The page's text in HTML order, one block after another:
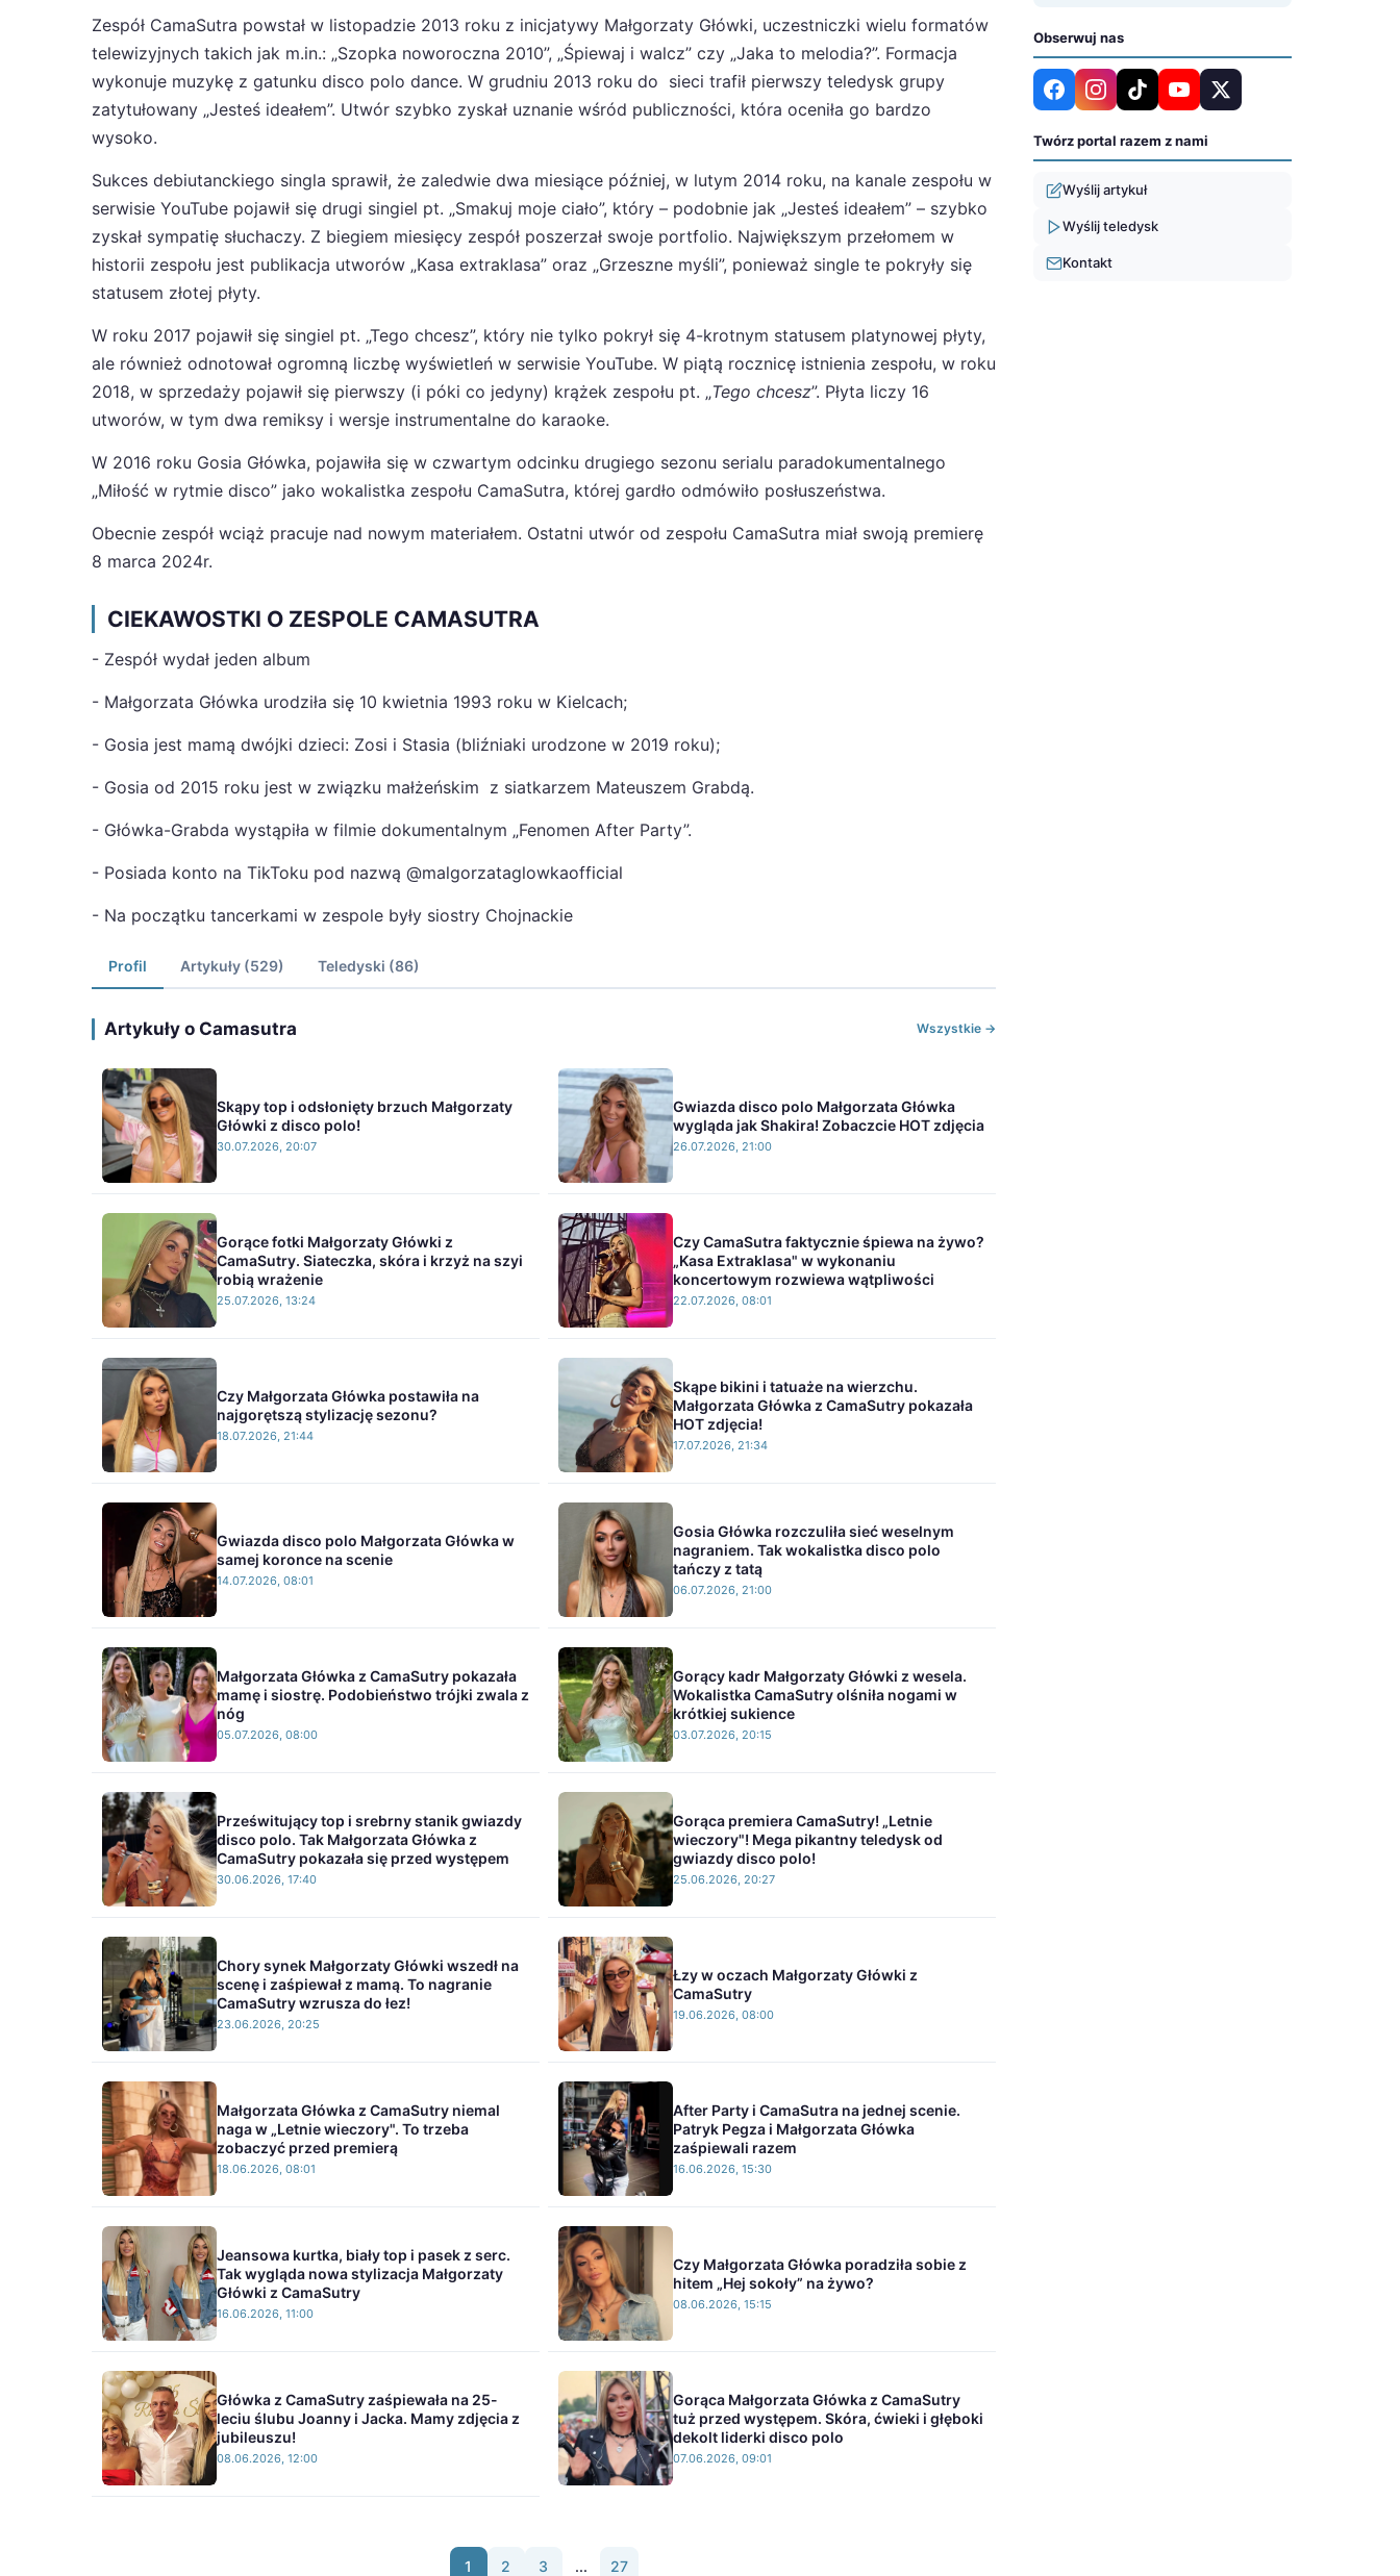
Zespół CamaSutra powstał w listopadzie 2013 roku z inicjatywy Małgorzaty Główki, uczestniczki wielu formatów
telewizyjnych takich jak m.in.: „Szopka noworoczna 2010”, „Śpiewaj i walcz” czy „Jaka to melodia?”. Formacja
wykonuje muzykę z gatunku disco polo dance. W grudniu 2013 roku do sieci trafił pierwszy teledysk grupy
zatytułowany „Jesteś ideałem”. Utwór szybko zyskał uznanie wśród publiczności, która oceniła go bardzo
wysoko.
Sukces debiutanckiego singla sprawił, że zaledwie dwa miesiące później, w lutym 2014 roku, na kanale zespołu w
serwisie YouTube pojawił się drugi singiel pt. „Smakuj moje ciało”, który – podobnie jak „Jesteś ideałem” – szybko
zyskał sympatię słuchaczy. Z biegiem miesięcy zespół poszerzał swoje portfolio. Największym przełomem w
historii zespołu jest publikacja utworów „Kasa extraklasa” oraz „Grzeszne myśli”, ponieważ single te pokryły się
statusem złotej płyty.
W roku 2017 pojawił się singiel pt. „Tego chcesz”, który nie tylko pokrył się 4-krotnym statusem platynowej płyty,
ale również odnotował ogromną liczbę wyświetleń w serwisie YouTube. W piątą rocznicę istnienia zespołu, w roku
2018, w sprzedaży pojawił się pierwszy (i póki co jedyny) krążek zespołu pt. „Tego chcesz”. Płyta liczy 16
utworów, w tym dwa remiksy i wersje instrumentalne do karaoke.
W 2016 roku Gosia Główka, pojawiła się w czwartym odcinku drugiego sezonu serialu paradokumentalnego
„Miłość w rytmie disco” jako wokalistka zespołu CamaSutra, której gardło odmówiło posłuszeństwa.
Obecnie zespół wciąż pracuje nad nowym materiałem. Ostatni utwór od zespołu CamaSutra miał swoją premierę
8 marca 2024r.
CIEKAWOSTKI O ZESPOLE CAMASUTRA
- Zespół wydał jeden album
- Małgorzata Główka urodziła się 10 kwietnia 1993 roku w Kielcach;
- Gosia jest mamą dwójki dzieci: Zosi i Stasia (bliźniaki urodzone w 2019 roku);
- Gosia od 2015 roku jest w związku małżeńskim z siatkarzem Mateuszem Grabdą.
- Główka-Grabda wystąpiła w filmie dokumentalnym „Fenomen After Party”.
- Posiada konto na TikToku pod nazwą @malgorzataglowkaofficial
- Na początku tancerkami w zespole były siostry Chojnackie
Profil Artykuły (529) Teledyski (86)
Artykuły o Camasutra Wszystkie →
Skąpy top i odsłonięty brzuch Małgorzaty
Główki z disco polo!
30.07.2026, 20:07
Gwiazda disco polo Małgorzata Główka
wygląda jak Shakira! Zobaczcie HOT zdjęcia
26.07.2026, 21:00
Gorące fotki Małgorzaty Główki z
CamaSutry. Siateczka, skóra i krzyż na szyi
robią wrażenie
25.07.2026, 13:24
Czy CamaSutra faktycznie śpiewa na żywo?
„Kasa Extraklasa" w wykonaniu
koncertowym rozwiewa wątpliwości
22.07.2026, 08:01
Czy Małgorzata Główka postawiła na
najgorętszą stylizację sezonu?
18.07.2026, 21:44
Skąpe bikini i tatuaże na wierzchu.
Małgorzata Główka z CamaSutry pokazała
HOT zdjęcia!
17.07.2026, 21:34
Gwiazda disco polo Małgorzata Główka w
samej koronce na scenie
14.07.2026, 08:01
Gosia Główka rozczuliła sieć weselnym
nagraniem. Tak wokalistka disco polo
tańczy z tatą
06.07.2026, 21:00
Małgorzata Główka z CamaSutry pokazała
mamę i siostrę. Podobieństwo trójki zwala z
nóg
05.07.2026, 08:00
Gorący kadr Małgorzaty Główki z wesela.
Wokalistka CamaSutry olśniła nogami w
krótkiej sukience
03.07.2026, 20:15
Prześwitujący top i srebrny stanik gwiazdy
disco polo. Tak Małgorzata Główka z
CamaSutry pokazała się przed występem
30.06.2026, 17:40
Gorąca premiera CamaSutry! „Letnie
wieczory"! Mega pikantny teledysk od
gwiazdy disco polo!
25.06.2026, 20:27
Chory synek Małgorzaty Główki wszedł na
scenę i zaśpiewał z mamą. To nagranie
CamaSutry wzrusza do łez!
23.06.2026, 20:25
Łzy w oczach Małgorzaty Główki z
CamaSutry
19.06.2026, 08:00
Małgorzata Główka z CamaSutry niemal
naga w „Letnie wieczory". To trzeba
zobaczyć przed premierą
18.06.2026, 08:01
After Party i CamaSutra na jednej scenie.
Patryk Pegza i Małgorzata Główka
zaśpiewali razem
16.06.2026, 15:30
Jeansowa kurtka, biały top i pasek z serc.
Tak wygląda nowa stylizacja Małgorzaty
Główki z CamaSutry
16.06.2026, 11:00
Czy Małgorzata Główka poradziła sobie z
hitem „Hej sokoły” na żywo?
08.06.2026, 15:15
Główka z CamaSutry zaśpiewała na 25-
leciu ślubu Joanny i Jacka. Mamy zdjęcia z
jubileuszu!
08.06.2026, 12:00
Gorąca Małgorzata Główka z CamaSutry
tuż przed występem. Skóra, ćwieki i głęboki
dekolt liderki disco polo
07.06.2026, 09:01
1 2 3 ... 27
Obserwuj nas
Twórz portal razem z nami
Wyślij artykuł
Wyślij teledysk
Kontakt